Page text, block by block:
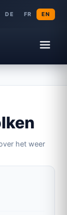
DE FR EN
het weer